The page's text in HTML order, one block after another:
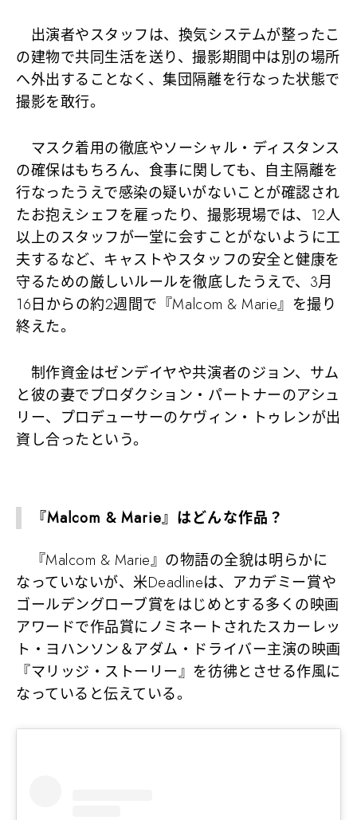
出演者やスタッフは、換気システムが整ったこ
の建物で共同生活を送り、撮影期間中は別の場所
へ外出することなく、集団隔離を行なった状態で
撮影を敢行。
マスク着用の徹底やソーシャル・ディスタンス
の確保はもちろん、食事に関しても、自主隔離を
行なったうえで感染の疑いがないことが確認され
たお抱えシェフを雇ったり、撮影現場では、12人
以上のスタッフが一堂に会すことがないように工
夫するなど、キャストやスタッフの安全と健康を
守るための厳しいルールを徹底したうえで、3月
16日からの約2週間で『Malcom & Marie』を撮り
終えた。
制作資金はゼンデイヤや共演者のジョン、サム
と彼の妻でプロダクション・パートナーのアシュ
リー、プロデューサーのケヴィン・トゥレンが出
資し合ったという。
『Malcom & Marie』はどんな作品？
『Malcom & Marie』の物語の全貌は明らかに
なっていないが、米Deadlineは、アカデミー賞や
ゴールデングローブ賞をはじめとする多くの映画
アワードで作品賞にノミネートされたスカーレッ
ト・ヨハンソン＆アダム・ドライバー主演の映画
『マリッジ・ストーリー』を彷彿とさせる作風に
なっていると伝えている。